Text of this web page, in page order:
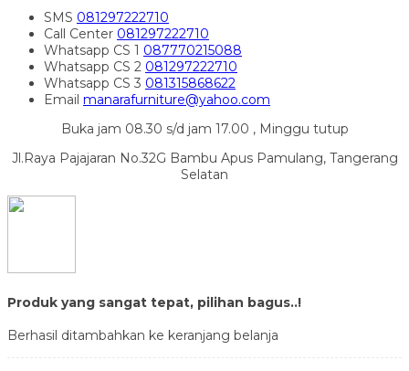
SMS 081297222710
Call Center 081297222710
Whatsapp CS 1 087770215088
Whatsapp CS 2 081297222710
Whatsapp CS 3 081315868622
Email manarafurniture@yahoo.com
Buka jam 08.30 s/d jam 17.00 , Minggu tutup
Jl.Raya Pajajaran No.32G Bambu Apus Pamulang, Tangerang
Selatan
Produk yang sangat tepat, pilihan bagus..!
Berhasil ditambahkan ke keranjang belanja